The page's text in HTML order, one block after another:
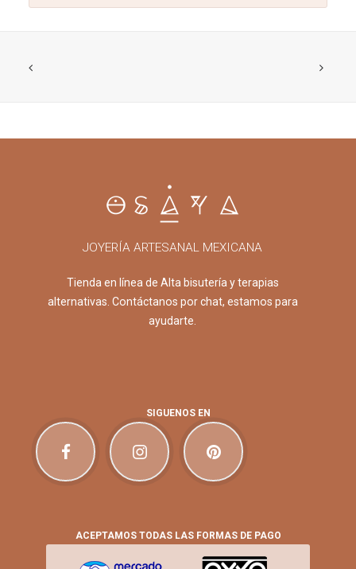
search
JOYERÍA ARTESANAL MEXICANA
Tienda en línea de Alta bisutería y terapias
alternativas. Contáctanos por chat, estamos para
ayudarte.
SIGUENOS EN
ACEPTAMOS TODAS LAS FORMAS DE PAGO